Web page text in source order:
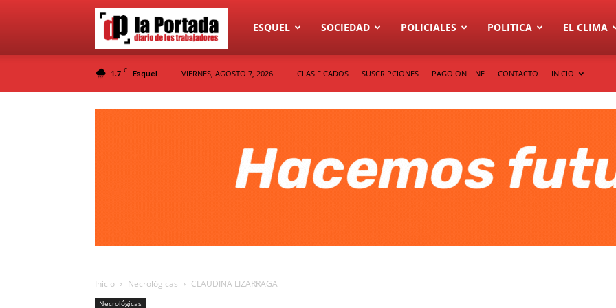
Diario
La
ESQUEL SOCIEDAD POLICIALES POLITICA EL CLIMA
1.7 C Esquel VIERNES, AGOSTO 7, 2026 CLASIFICADOS SUSCRIPCIONES PAGO ON LINE CONTACTO INICIO
Inicio Necrológicas CLAUDINA LIZARRAGA
Necrológicas